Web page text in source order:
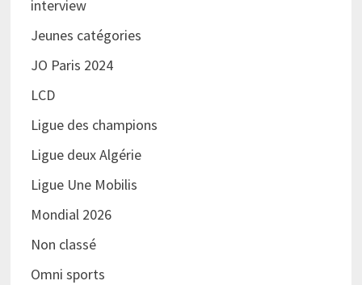
interview
Jeunes catégories
JO Paris 2024
LCD
Ligue des champions
Ligue deux Algérie
Ligue Une Mobilis
Mondial 2026
Non classé
Omni sports